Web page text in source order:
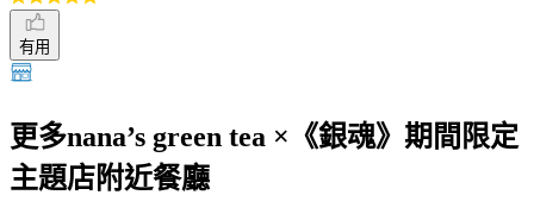
有用
更多nana’s green tea ×《銀魂》期間限定
主題店附近餐廳